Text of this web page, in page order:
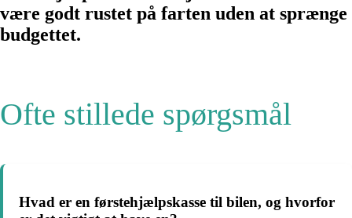
være godt rustet på farten uden at sprænge
budgettet.
Ofte stillede spørgsmål
Hvad er en førstehjælpskasse til bilen, og hvorfor